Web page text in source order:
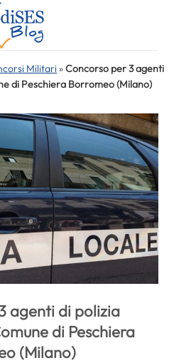
Militari »Concorso per 3 agenti
di Peschiera Borromeo (Milano)
agenti di polizia
di Peschiera
(Milano)